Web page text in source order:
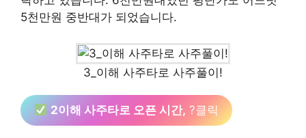
5천만원 중반대가 되었습니다.
3_이해 사주타로 사주풀이!
2이해 사주타로 오픈 시간, ?클릭